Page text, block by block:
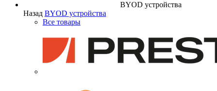
BYOD устройства
Назад BYOD устройства
Все товары